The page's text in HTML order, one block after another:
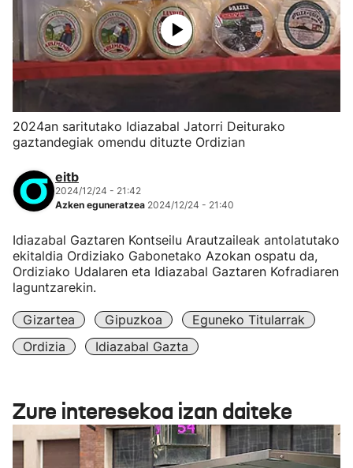
2024an saritutako Idiazabal Jatorri Deiturako
gaztandegiak omendu dituzte Ordizian
eitb
2024/12/24 - 21:42
Azken eguneratzea 2024/12/24 - 21:40
Idiazabal Gaztaren Kontseilu Arautzaileak antolatutako
ekitaldia Ordiziako Gabonetako Azokan ospatu da,
Ordiziako Udalaren eta Idiazabal Gaztaren Kofradiaren
laguntzarekin.
Gizartea Gipuzkoa
Eguneko Titularrak
Ordizia
Idiazabal Gazta
Zure interesekoa izan daiteke